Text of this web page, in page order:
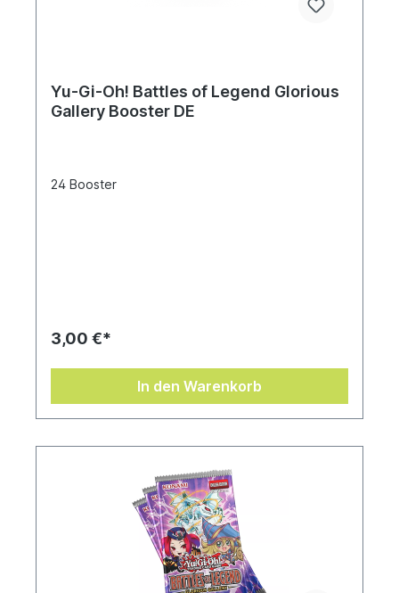
Yu-Gi-Oh! Battles of Legend Glorious
Gallery Booster DE
24 Booster
3,00 €*
In den Warenkorb